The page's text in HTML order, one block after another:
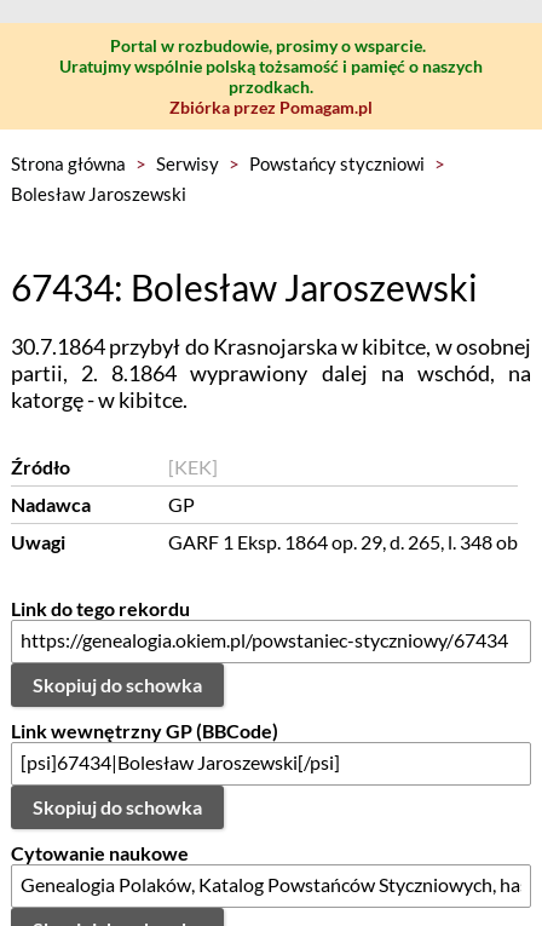
Portal w rozbudowie, prosimy o wsparcie.
Uratujmy wspólnie polską tożsamość i pamięć o naszych
przodkach.
Zbiórka przez Pomagam.pl
Strona główna > Serwisy > Powstańcy styczniowi >
Bolesław Jaroszewski
67434: Bolesław Jaroszewski
30.7.1864 przybył do Krasnojarska w kibitce, w osobnej
partii, 2. 8.1864 wyprawiony dalej na wschód, na
katorgę - w kibitce.
Źródło
[KEK]
Nadawca
GP
Uwagi
GARF 1 Eksp. 1864 op. 29, d. 265, l. 348 ob
Link do tego rekordu
Skopiuj do schowka
Link wewnętrzny GP (BBCode)
Skopiuj do schowka
Cytowanie naukowe